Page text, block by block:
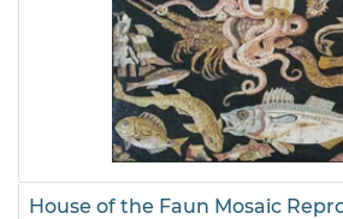
House of the Faun Mosaic